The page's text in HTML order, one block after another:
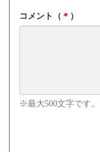
コメント（ ＊ ）
※最大500文字です。